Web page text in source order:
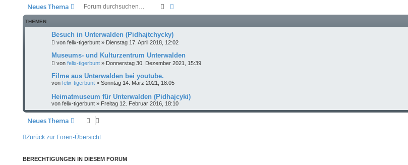
Neues Thema Suche
THEMEN
Besuch in Unterwalden (Pidhajtchycky)
von felix-tigerbunt » Dienstag 17. April 2018, 12:02
Museums- und Kulturzentrum Unterwalden
von felix-tigerbunt » Donnerstag 30. Dezember 2021, 15:39
Filme aus Unterwalden bei youtube.
von felix-tigerbunt » Sonntag 14. März 2021, 18:05
Heimatmuseum für Unterwalden (Pidhajcyki)
von felix-tigerbunt » Freitag 12. Februar 2016, 18:10
Neues Thema
Zurück zur Foren-Übersicht
BERECHTIGUNGEN IN DIESEM FORUM